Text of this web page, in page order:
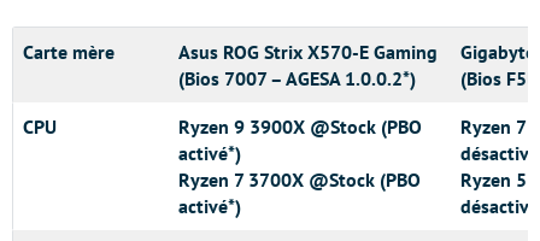
Carte mère
Asus ROG Strix X570-E Gaming
(Bios 7007 – AGESA 1.0.0.2*)
(Bios F5l
CPU
Ryzen 9 3900X @Stock (PBO
activé*)
Ryzen 7 3700X @Stock (PBO
activé*)
Ryzen 7
Ryzen 5